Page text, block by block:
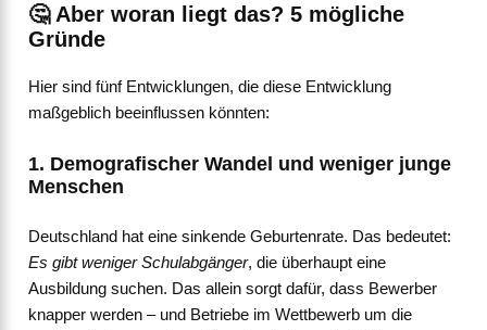
🤔 Aber woran liegt das? 5 mögliche
Gründe
Hier sind fünf Entwicklungen, die diese Entwicklung
maßgeblich beeinflussen könnten:
1. Demografischer Wandel und weniger junge
Menschen
Deutschland hat eine sinkende Geburtenrate. Das bedeutet:
Es gibt weniger Schulabgänger, die überhaupt eine
Ausbildung suchen. Das allein sorgt dafür, dass Bewerber
knapper werden – und Betriebe im Wettbewerb um die